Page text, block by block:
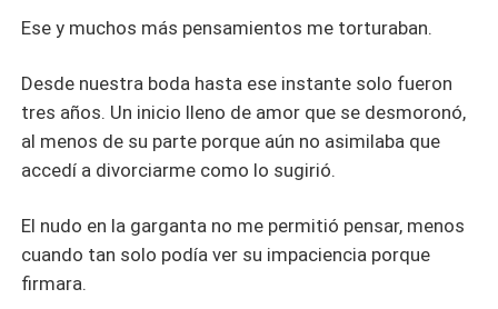
Ese y muchos más pensamientos me torturaban.
Desde nuestra boda hasta ese instante solo fueron
tres años. Un inicio lleno de amor que se desmoronó,
al menos de su parte porque aún no asimilaba que
accedí a divorciarme como lo sugirió.
El nudo en la garganta no me permitió pensar, menos
cuando tan solo podía ver su impaciencia porque
firmara.